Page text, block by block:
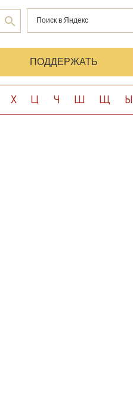
ПОДДЕРЖАТЬ
Х Ц Ч Ш Щ Ы